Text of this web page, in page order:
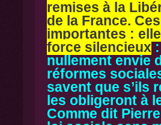
remises à la
de la France.
importantes :
force silencieux
nullement envie
réformes
savent que s’ils
les obligeront à
Comme dit